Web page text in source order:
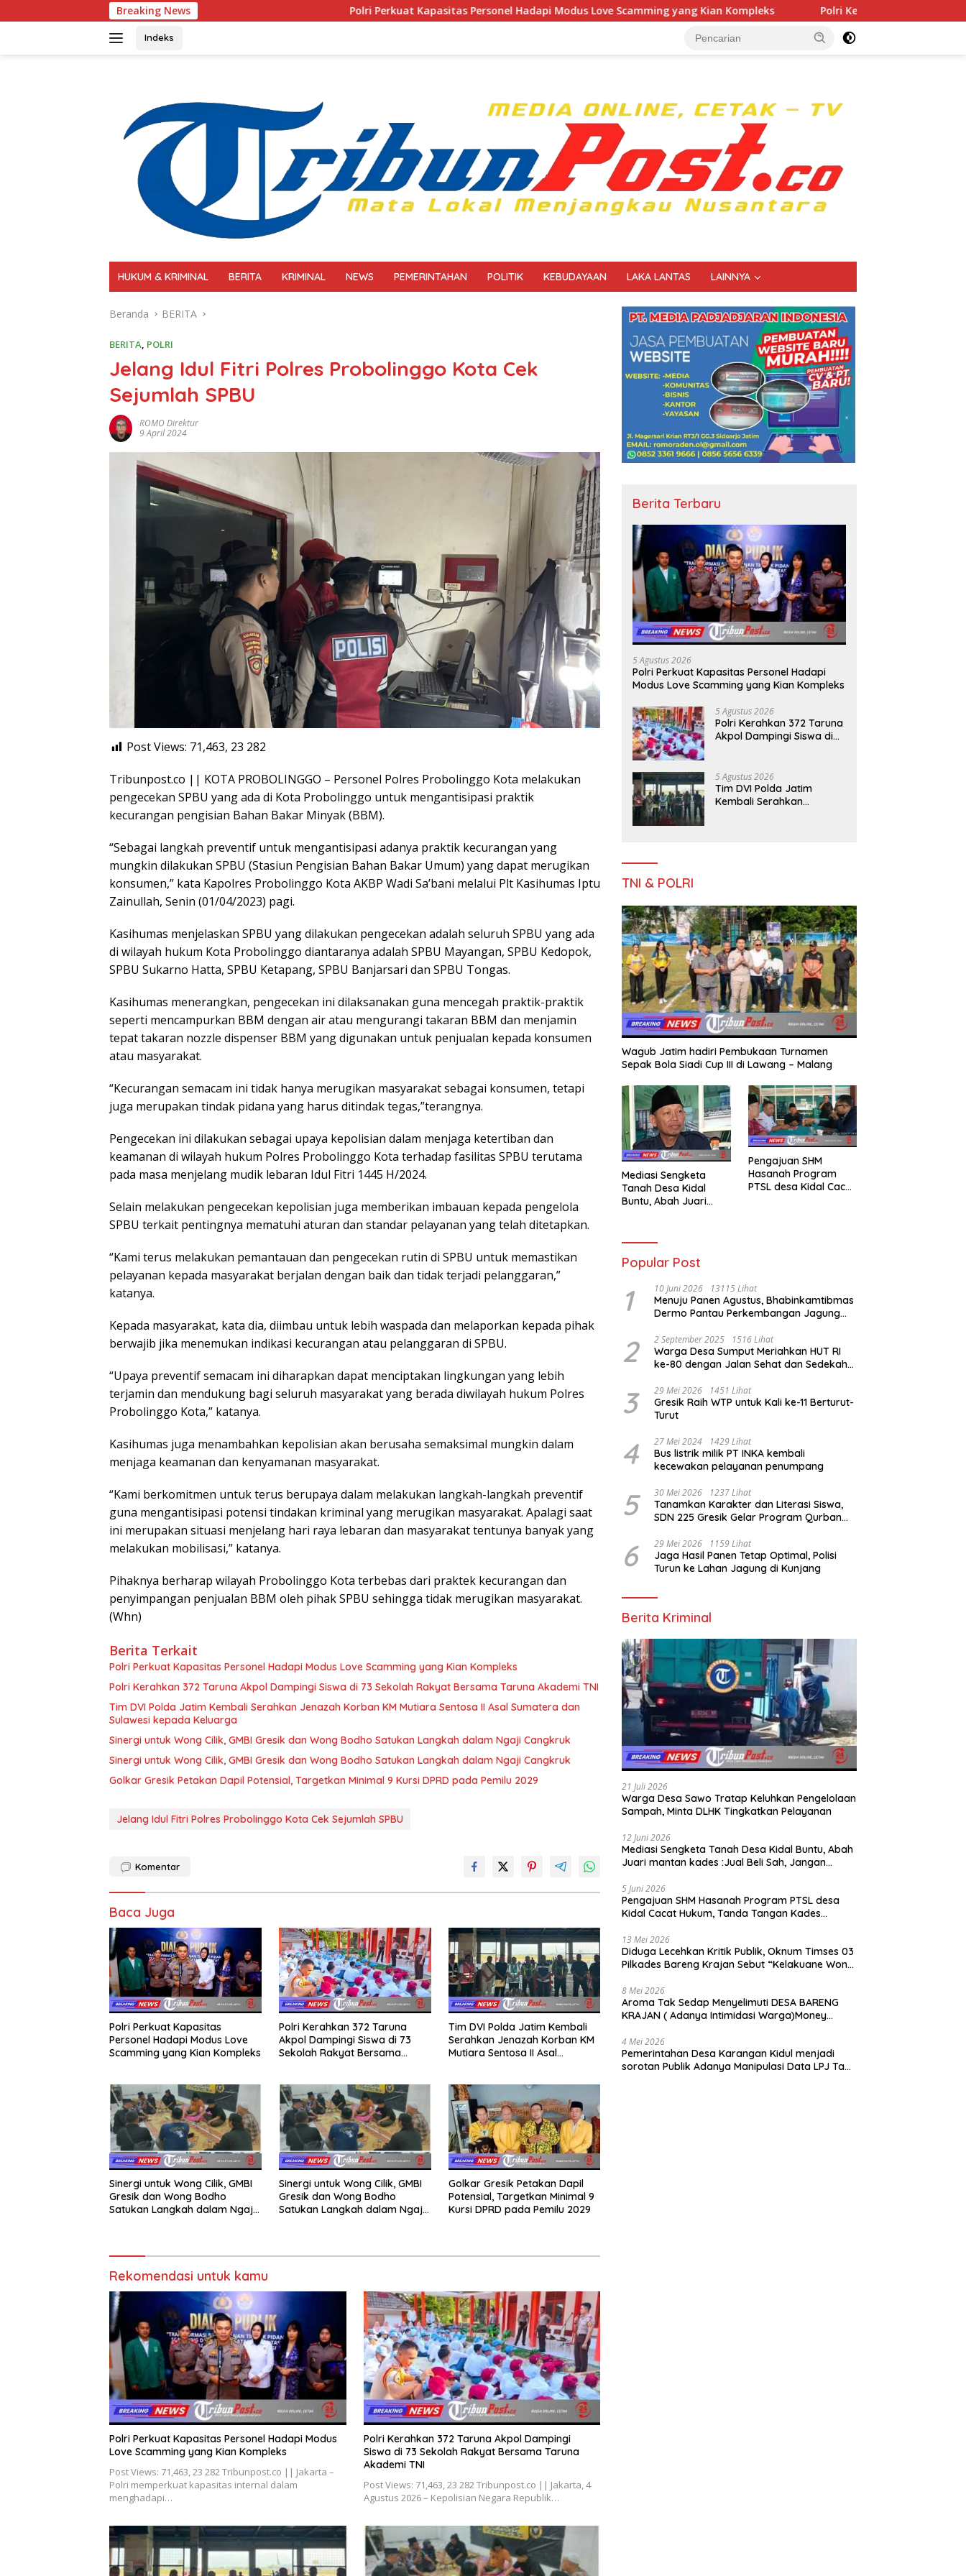
ke
Breaking News Polri Perkuat Kapasitas Personel Hadapi Modus Love Scamming yang Kian Kompleks Polri Kerahkan 372 Taruna Akpol Dampingi Siswa di
Indeks
HUKUM & KRIMINAL BERITA KRIMINAL NEWS PEMERINTAHAN POLITIK KEBUDAYAAN LAKA LANTAS LAINNYA
Beranda BERITA
BERITA, POLRI
Jelang Idul Fitri Polres Probolinggo Kota Cek
Sejumlah SPBU
ROMO Direktur
9 April 2024
Post Views: 71,463, 23 282
Tribunpost.co || KOTA PROBOLINGGO – Personel Polres Probolinggo Kota melakukan
pengecekan SPBU yang ada di Kota Probolinggo untuk mengantisipasi praktik
kecurangan pengisian Bahan Bakar Minyak (BBM).
“Sebagai langkah preventif untuk mengantisipasi adanya praktik kecurangan yang
mungkin dilakukan SPBU (Stasiun Pengisian Bahan Bakar Umum) yang dapat merugikan
konsumen,” kata Kapolres Probolinggo Kota AKBP Wadi Sa’bani melalui Plt Kasihumas Iptu
Zainullah, Senin (01/04/2023) pagi.
Kasihumas menjelaskan SPBU yang dilakukan pengecekan adalah seluruh SPBU yang ada
di wilayah hukum Kota Probolinggo diantaranya adalah SPBU Mayangan, SPBU Kedopok,
SPBU Sukarno Hatta, SPBU Ketapang, SPBU Banjarsari dan SPBU Tongas.
Kasihumas menerangkan, pengecekan ini dilaksanakan guna mencegah praktik-praktik
seperti mencampurkan BBM dengan air atau mengurangi takaran BBM dan menjamin
tepat takaran nozzle dispenser BBM yang digunakan untuk penjualan kepada konsumen
atau masyarakat.
“Kecurangan semacam ini tidak hanya merugikan masyarakat sebagai konsumen, tetapi
juga merupakan tindak pidana yang harus ditindak tegas,”terangnya.
Pengecekan ini dilakukan sebagai upaya kepolisian dalam menjaga ketertiban dan
keamanan di wilayah hukum Polres Probolinggo Kota terhadap fasilitas SPBU terutama
pada masa menjelang mudik lebaran Idul Fitri 1445 H/2024.
Selain melakukan pengecekan kepolisian juga memberikan imbauan kepada pengelola
SPBU terkait pentingnya mematuhi aturan dan standar pelayanan yang telah ditetapkan.
“Kami terus melakukan pemantauan dan pengecekan rutin di SPBU untuk memastikan
pelayanan kepada masyarakat berjalan dengan baik dan tidak terjadi pelanggaran,”
katanya.
Kepada masyarakat, kata dia, diimbau untuk lebih waspada dan melaporkan kepada pihak
berwajib jika menemukan indikasi kecurangan atau pelanggaran di SPBU.
“Upaya preventif semacam ini diharapkan dapat menciptakan lingkungan yang lebih
terjamin dan mendukung bagi seluruh masyarakat yang berada diwilayah hukum Polres
Probolinggo Kota,” katanya.
Kasihumas juga menambahkan kepolisian akan berusaha semaksimal mungkin dalam
menjaga keamanan dan kenyamanan masyarakat.
“Kami berkomitmen untuk terus berupaya dalam melakukan langkah-langkah preventif
guna mengantisipasi potensi tindakan kriminal yang merugikan masyarakat. Apalagi saat
ini merupakan situasi menjelang hari raya lebaran dan masyarakat tentunya banyak yang
melakukan mobilisasi,” katanya.
Pihaknya berharap wilayah Probolinggo Kota terbebas dari praktek kecurangan dan
penyimpangan penjualan BBM oleh pihak SPBU sehingga tidak merugikan masyarakat.
(Whn)
Berita Terkait
Polri Perkuat Kapasitas Personel Hadapi Modus Love Scamming yang Kian Kompleks
Polri Kerahkan 372 Taruna Akpol Dampingi Siswa di 73 Sekolah Rakyat Bersama Taruna Akademi TNI
Tim DVI Polda Jatim Kembali Serahkan Jenazah Korban KM Mutiara Sentosa II Asal Sumatera dan
Sulawesi kepada Keluarga
Sinergi untuk Wong Cilik, GMBI Gresik dan Wong Bodho Satukan Langkah dalam Ngaji Cangkruk
Sinergi untuk Wong Cilik, GMBI Gresik dan Wong Bodho Satukan Langkah dalam Ngaji Cangkruk
Golkar Gresik Petakan Dapil Potensial, Targetkan Minimal 9 Kursi DPRD pada Pemilu 2029
Jelang Idul Fitri Polres Probolinggo Kota Cek Sejumlah SPBU
Komentar
Baca Juga
Polri Perkuat Kapasitas
Personel Hadapi Modus Love
Scamming yang Kian Kompleks
Polri Kerahkan 372 Taruna
Akpol Dampingi Siswa di 73
Sekolah Rakyat Bersama
Tim DVI Polda Jatim Kembali
Serahkan Jenazah Korban KM
Mutiara Sentosa II Asal
Sinergi untuk Wong Cilik, GMBI
Gresik dan Wong Bodho
Satukan Langkah dalam Ngaji
Sinergi untuk Wong Cilik, GMBI
Gresik dan Wong Bodho
Satukan Langkah dalam Ngaji
Golkar Gresik Petakan Dapil
Potensial, Targetkan Minimal 9
Kursi DPRD pada Pemilu 2029
Rekomendasi untuk kamu
Polri Perkuat Kapasitas Personel Hadapi Modus
Love Scamming yang Kian Kompleks
Post Views: 71,463, 23 282 Tribunpost.co || Jakarta –
Polri memperkuat kapasitas internal dalam
menghadapi…
Polri Kerahkan 372 Taruna Akpol Dampingi
Siswa di 73 Sekolah Rakyat Bersama Taruna
Akademi TNI
Post Views: 71,463, 23 282 Tribunpost.co || Jakarta, 4
Agustus 2026 – Kepolisian Negara Republik…
Berita Terbaru
5 Agustus 2026
Polri Perkuat Kapasitas Personel Hadapi
Modus Love Scamming yang Kian Kompleks
5 Agustus 2026
Polri Kerahkan 372 Taruna
Akpol Dampingi Siswa di
TNI
5 Agustus 2026
Tim DVI Polda Jatim
Kembali Serahkan
TNI & POLRI
Wagub Jatim hadiri Pembukaan Turnamen
Sepak Bola Siadi Cup III di Lawang – Malang
Mediasi Sengketa
Tanah Desa Kidal
Buntu, Abah Juari
Jadikan Kesalahan
Membatalkan Hak
Pengajuan SHM
Hasanah Program
PTSL desa Kidal Cacat
Popular Post
1 10 Juni 2026 13115 Lihat
Menuju Panen Agustus, Bhabinkamtibmas
Dermo Pantau Perkembangan Jagung
2 2 September 2025 1516 Lihat
Warga Desa Sumput Meriahkan HUT RI
ke-80 dengan Jalan Sehat dan Sedekah
3 29 Mei 2026 1451 Lihat
Gresik Raih WTP untuk Kali ke-11 Berturut-
Turut
4 27 Mei 2024 1429 Lihat
Bus listrik milik PT INKA kembali
kecewakan pelayanan penumpang
5 30 Mei 2026 1237 Lihat
Tanamkan Karakter dan Literasi Siswa,
SDN 225 Gresik Gelar Program Qurban
6 29 Mei 2026 1159 Lihat
Jaga Hasil Panen Tetap Optimal, Polisi
Turun ke Lahan Jagung di Kunjang
Berita Kriminal
21 Juli 2026
Warga Desa Sawo Tratap Keluhkan Pengelolaan
Sampah, Minta DLHK Tingkatkan Pelayanan
12 Juni 2026
Mediasi Sengketa Tanah Desa Kidal Buntu, Abah
Juari mantan kades :Jual Beli Sah, Jangan
Membatalkan Hak Warga.
5 Juni 2026
Pengajuan SHM Hasanah Program PTSL desa
Kidal Cacat Hukum, Tanda Tangan Kades
13 Mei 2026
Diduga Lecehkan Kritik Publik, Oknum Timses 03
Pilkades Bareng Krajan Sebut “Kelakuane Wong
8 Mei 2026
Aroma Tak Sedap Menyelimuti DESA BARENG
KRAJAN ( Adanya Intimidasi Warga)Money
4 Mei 2026
Pemerintahan Desa Karangan Kidul menjadi
sorotan Publik Adanya Manipulasi Data LPJ Ta